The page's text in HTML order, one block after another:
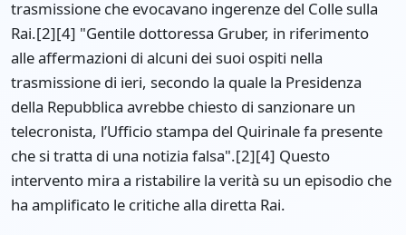
trasmissione che evocavano ingerenze del Colle sulla
Rai.[2][4] "Gentile dottoressa Gruber, in riferimento
alle affermazioni di alcuni dei suoi ospiti nella
trasmissione di ieri, secondo la quale la Presidenza
della Repubblica avrebbe chiesto di sanzionare un
telecronista, l’Ufficio stampa del Quirinale fa presente
che si tratta di una notizia falsa".[2][4] Questo
intervento mira a ristabilire la verità su un episodio che
ha amplificato le critiche alla diretta Rai.